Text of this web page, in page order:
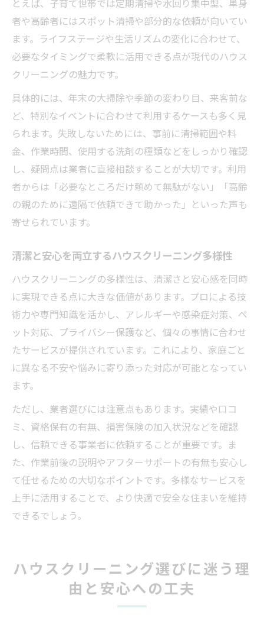
失敗しないためのハウスクリーニング事前
準備
とえば、子育て世帯では定期清掃や水回り集中型、単身
者や高齢者にはスポット清掃や部分的な依頼が向いてい
ます。ライフステージや生活リズムの変化に合わせて、
必要なタイミングで柔軟に活用できる点が現代のハウス
クリーニングの魅力です。
具体的には、年末の大掃除や季節の変わり目、来客前な
ど、特別なイベントに合わせて利用するケースも多く見
られます。失敗しないためには、事前に清掃範囲や料
金、作業時間、使用する洗剤の種類などをしっかり確認
し、疑問点は業者に直接相談することが大切です。利用
者からは「必要なところだけ頼めて無駄がない」「高齢
の親のために遠隔で依頼できて助かった」といった声も
寄せられています。
清潔と安心を両立するハウスクリーニング多様性
ハウスクリーニングの多様性は、清潔さと安心感を同時
に実現できる点に大きな価値があります。プロによる技
術力や専門知識を活かし、アレルギーや感染症対策、ペ
ット対応、プライバシー保護など、個々の事情に合わせ
たサービスが提供されています。これにより、家庭ごと
に異なる不安や悩みに寄り添った対応が可能となってい
ます。
ただし、業者選びには注意点もあります。実績や口コ
ミ、資格保有の有無、損害保険の加入状況などを確認
し、信頼できる事業者に依頼することが重要です。ま
た、作業前後の説明やアフターサポートの有無も安心し
て任せるための大切なポイントです。多様なサービスを
上手に活用することで、より快適で安全な住まいを維持
できるでしょう。
ハウスクリーニング選びに迷う理
由と安心への工夫